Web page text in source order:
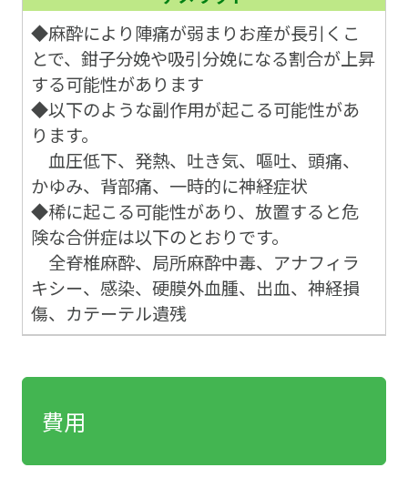
◆麻酔により陣痛が弱まりお産が長引くこ
とで、鉗子分娩や吸引分娩になる割合が上昇
する可能性があります
◆以下のような副作用が起こる可能性があ
ります。
血圧低下、発熱、吐き気、嘔吐、頭痛、
かゆみ、背部痛、一時的に神経症状
◆稀に起こる可能性があり、放置すると危
険な合併症は以下のとおりです。
全脊椎麻酔、局所麻酔中毒、アナフィラ
キシー、感染、硬膜外血腫、出血、神経損
傷、カテーテル遺残
費用